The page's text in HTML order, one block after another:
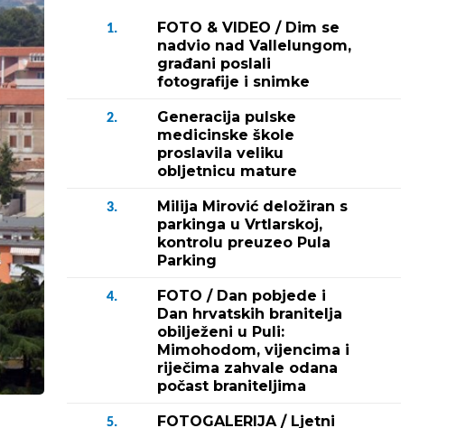
1.
FOTO & VIDEO / Dim se
nadvio nad Vallelungom,
građani poslali
fotografije i snimke
2.
Generacija pulske
medicinske škole
proslavila veliku
obljetnicu mature
3.
Milija Mirović deložiran s
parkinga u Vrtlarskoj,
kontrolu preuzeo Pula
Parking
4.
FOTO / Dan pobjede i
Dan hrvatskih branitelja
obilježeni u Puli:
Mimohodom, vijencima i
riječima zahvale odana
počast braniteljima
5.
FOTOGALERIJA / Ljetni